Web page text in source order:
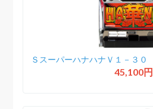
ＳスーパーハナハナＶ１－３０
45,100円